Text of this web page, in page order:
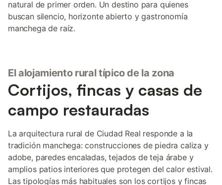
natural de primer orden. Un destino para quienes
buscan silencio, horizonte abierto y gastronomía
manchega de raíz.
El alojamiento rural típico de la zona
Cortijos, fincas y casas de
campo restauradas
La arquitectura rural de Ciudad Real responde a la
tradición manchega: construcciones de piedra caliza y
adobe, paredes encaladas, tejados de teja árabe y
amplios patios interiores que protegen del calor estival.
Las tipologías más habituales son los cortijos y fincas